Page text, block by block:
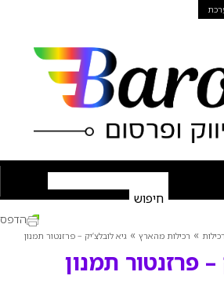
רכילות » רכילות מהארץ » גיא לובלצ’יק – פרזנטור תמנון
– פרזנטור תמנון
הדפס